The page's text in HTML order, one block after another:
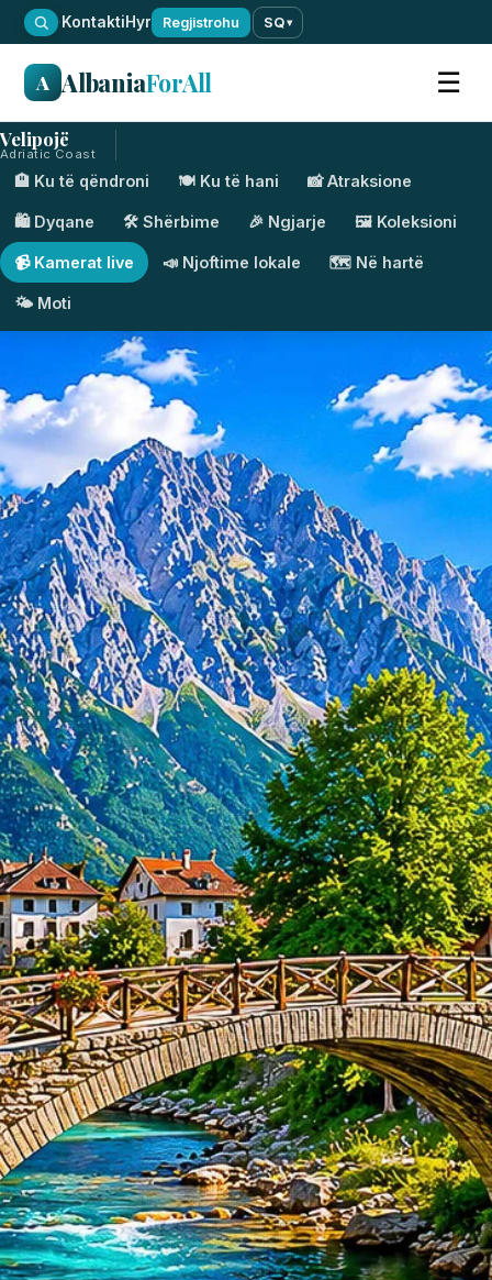
·KontaktiHyr Regjistrohu SQ▾
A AlbaniaForAll ☰
Velipojë
Adriatic Coast
🏨 Ku të qëndroni 🍽️ Ku të hani 📸 Atraksione
🛍️ Dyqane 🛠️ Shërbime 🎉 Ngjarje 🖼️ Koleksioni
📹 Kamerat live 📣 Njoftime lokale 🗺️ Në hartë
🌤️ Moti